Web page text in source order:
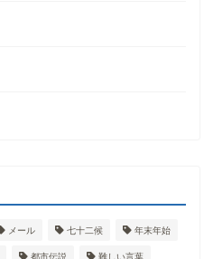
メール 七十二候 年末年始
都市伝説 難しい言葉